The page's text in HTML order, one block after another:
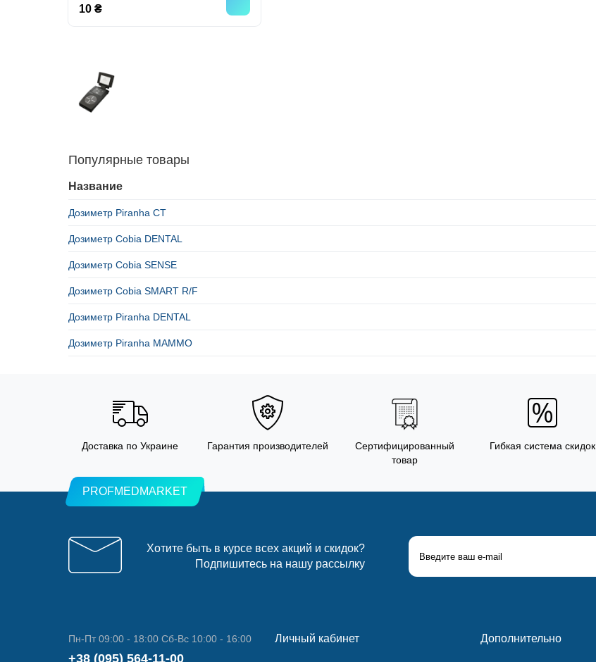
10 ₴
Популярные товары
Название
Дозиметр Piranha CT
Дозиметр Cobia DENTAL
Дозиметр Cobia SENSE
Дозиметр Cobia SMART R/F
Дозиметр Piranha DENTAL
Дозиметр Piranha MAMMO
Доставка по Украине Гарантия производителей
Сертифицированный
товар
Гибкая система скидок
PROFMEDMARKET
Хотите быть в курсе всех акций и скидок?
Подпишитесь на нашу рассылку
Пн-Пт 09:00 - 18:00 Сб-Вс 10:00 - 16:00
+38 (095) 564-11-00
Личный кабинет Дополнительно